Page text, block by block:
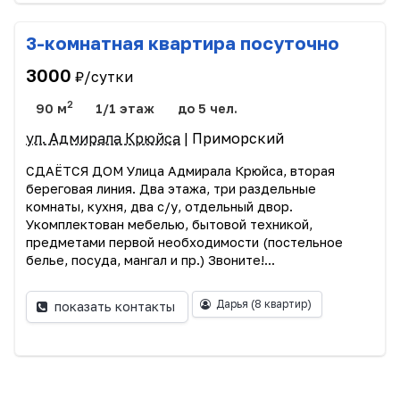
3-комнатная квартира посуточно
3000 ₽/сутки
90 м2 1/1 этаж до 5 чел.
ул. Адмирала Крюйса | Приморский
СДАЁТСЯ ДОМ Улица Адмирала Крюйса, вторая
береговая линия. Два этажа, три раздельные
комнаты, кухня, два с/у, отдельный двор.
Укомплектован мебелью, бытовой техникой,
предметами первой необходимости (постельное
белье, посуда, мангал и пр.) Звоните!...
показать контакты Дарья (8 квартир)